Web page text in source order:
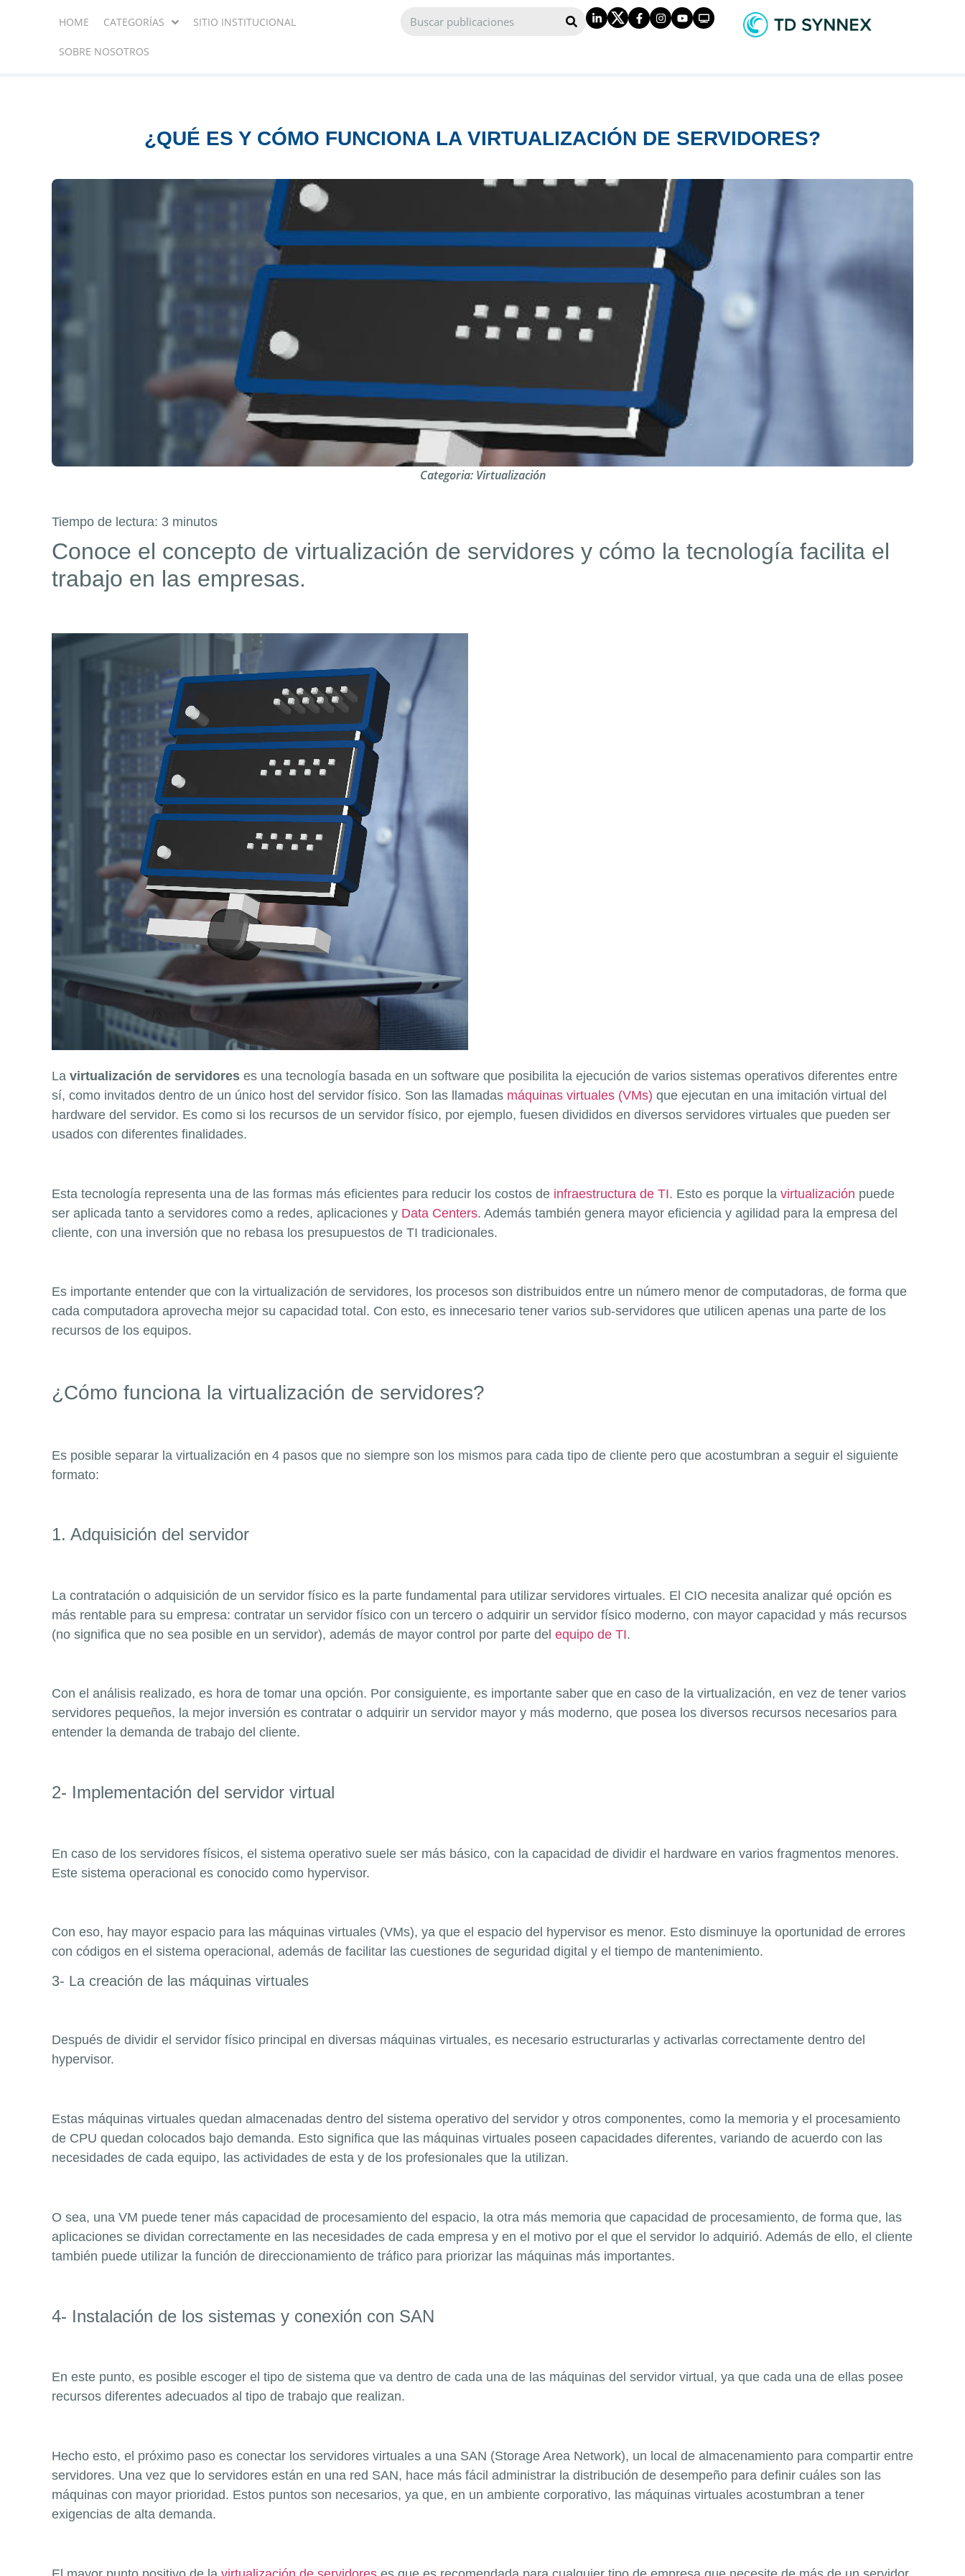
HOME CATEGORÍAS SITIO INSTITUCIONAL
SOBRE NOSOTROS
¿QUÉ ES Y CÓMO FUNCIONA LA VIRTUALIZACIÓN DE SERVIDORES?
Categoria: Virtualización
Tiempo de lectura: 3 minutos
Conoce el concepto de virtualización de servidores y cómo la tecnología facilita el
trabajo en las empresas.
La virtualización de servidores es una tecnología basada en un software que posibilita la ejecución de varios sistemas operativos diferentes entre
sí, como invitados dentro de un único host del servidor físico. Son las llamadas máquinas virtuales (VMs) que ejecutan en una imitación virtual del
hardware del servidor. Es como si los recursos de un servidor físico, por ejemplo, fuesen divididos en diversos servidores virtuales que pueden ser
usados con diferentes finalidades.
Esta tecnología representa una de las formas más eficientes para reducir los costos de infraestructura de TI. Esto es porque la virtualización puede
ser aplicada tanto a servidores como a redes, aplicaciones y Data Centers. Además también genera mayor eficiencia y agilidad para la empresa del
cliente, con una inversión que no rebasa los presupuestos de TI tradicionales.
Es importante entender que con la virtualización de servidores, los procesos son distribuidos entre un número menor de computadoras, de forma que
cada computadora aprovecha mejor su capacidad total. Con esto, es innecesario tener varios sub-servidores que utilicen apenas una parte de los
recursos de los equipos.
¿Cómo funciona la virtualización de servidores?
Es posible separar la virtualización en 4 pasos que no siempre son los mismos para cada tipo de cliente pero que acostumbran a seguir el siguiente
formato:
1. Adquisición del servidor
La contratación o adquisición de un servidor físico es la parte fundamental para utilizar servidores virtuales. El CIO necesita analizar qué opción es
más rentable para su empresa: contratar un servidor físico con un tercero o adquirir un servidor físico moderno, con mayor capacidad y más recursos
(no significa que no sea posible en un servidor), además de mayor control por parte del equipo de TI.
Con el análisis realizado, es hora de tomar una opción. Por consiguiente, es importante saber que en caso de la virtualización, en vez de tener varios
servidores pequeños, la mejor inversión es contratar o adquirir un servidor mayor y más moderno, que posea los diversos recursos necesarios para
entender la demanda de trabajo del cliente.
2- Implementación del servidor virtual
En caso de los servidores físicos, el sistema operativo suele ser más básico, con la capacidad de dividir el hardware en varios fragmentos menores.
Este sistema operacional es conocido como hypervisor.
Con eso, hay mayor espacio para las máquinas virtuales (VMs), ya que el espacio del hypervisor es menor. Esto disminuye la oportunidad de errores
con códigos en el sistema operacional, además de facilitar las cuestiones de seguridad digital y el tiempo de mantenimiento.
3- La creación de las máquinas virtuales
Después de dividir el servidor físico principal en diversas máquinas virtuales, es necesario estructurarlas y activarlas correctamente dentro del
hypervisor.
Estas máquinas virtuales quedan almacenadas dentro del sistema operativo del servidor y otros componentes, como la memoria y el procesamiento
de CPU quedan colocados bajo demanda. Esto significa que las máquinas virtuales poseen capacidades diferentes, variando de acuerdo con las
necesidades de cada equipo, las actividades de esta y de los profesionales que la utilizan.
O sea, una VM puede tener más capacidad de procesamiento del espacio, la otra más memoria que capacidad de procesamiento, de forma que, las
aplicaciones se dividan correctamente en las necesidades de cada empresa y en el motivo por el que el servidor lo adquirió. Además de ello, el cliente
también puede utilizar la función de direccionamiento de tráfico para priorizar las máquinas más importantes.
4- Instalación de los sistemas y conexión con SAN
En este punto, es posible escoger el tipo de sistema que va dentro de cada una de las máquinas del servidor virtual, ya que cada una de ellas posee
recursos diferentes adecuados al tipo de trabajo que realizan.
Hecho esto, el próximo paso es conectar los servidores virtuales a una SAN (Storage Area Network), un local de almacenamiento para compartir entre
servidores. Una vez que lo servidores están en una red SAN, hace más fácil administrar la distribución de desempeño para definir cuáles son las
máquinas con mayor prioridad. Estos puntos son necesarios, ya que, en un ambiente corporativo, las máquinas virtuales acostumbran a tener
exigencias de alta demanda.